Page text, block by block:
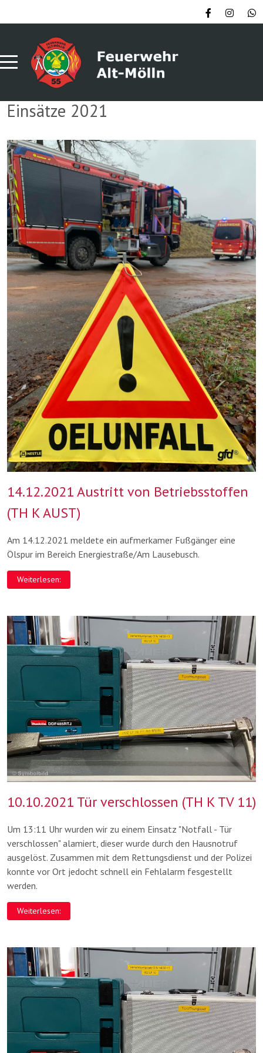
Einsätze 2021
14.12.2021 Austritt von Betriebsstoffen
(TH K AUST)
Am 14.12.2021 meldete ein aufmerkamer Fußgänger eine
Ölspur im Bereich Energiestraße/Am Lausebusch.
Weiterlesen:
10.10.2021 Tür verschlossen (TH K TV 11)
Um 13:11 Uhr wurden wir zu einem Einsatz "Notfall - Tür
verschlossen" alamiert, dieser wurde durch den Hausnotruf
ausgelöst. Zusammen mit dem Rettungsdienst und der Polizei
konnte vor Ort jedocht schnell ein Fehlalarm fesgestellt
werden.
Weiterlesen: